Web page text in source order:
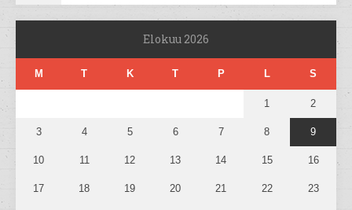
Elokuu 2026
M T K T P L S
1 2
3 4 5 6 7 8 9
10 11 12 13 14 15 16
17 18 19 20 21 22 23